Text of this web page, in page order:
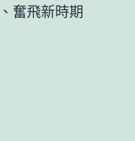
奮飛新時期